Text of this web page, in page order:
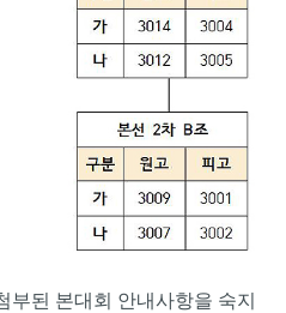
부된 본대회 안내사항을 숙지